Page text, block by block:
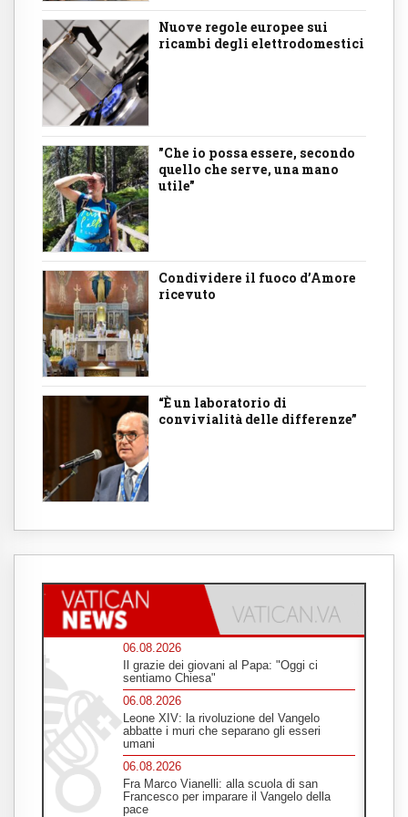
Nuove regole europee sui
ricambi degli elettrodomestici
"Che io possa essere, secondo
quello che serve, una mano
utile"
Condividere il fuoco d’Amore
ricevuto
“È un laboratorio di
convivialità delle differenze”
06.08.2026
Il grazie dei giovani al Papa: "Oggi ci
sentiamo Chiesa"
06.08.2026
Leone XIV: la rivoluzione del Vangelo
abbatte i muri che separano gli esseri
umani
06.08.2026
Fra Marco Vianelli: alla scuola di san
Francesco per imparare il Vangelo della
pace